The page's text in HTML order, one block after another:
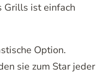
Grills ist einfach
Option.
sie zum Star jeder